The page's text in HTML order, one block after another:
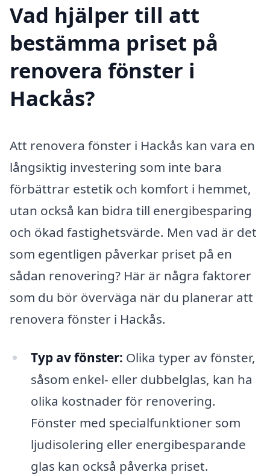
Vad hjälper till att
bestämma priset på
renovera fönster i
Hackås?
Att renovera fönster i Hackås kan vara en
långsiktig investering som inte bara
förbättrar estetik och komfort i hemmet,
utan också kan bidra till energibesparing
och ökad fastighetsvärde. Men vad är det
som egentligen påverkar priset på en
sådan renovering? Här är några faktorer
som du bör överväga när du planerar att
renovera fönster i Hackås.
Typ av fönster: Olika typer av fönster,
såsom enkel- eller dubbelglas, kan ha
olika kostnader för renovering.
Fönster med specialfunktioner som
ljudisolering eller energibesparande
glas kan också påverka priset.